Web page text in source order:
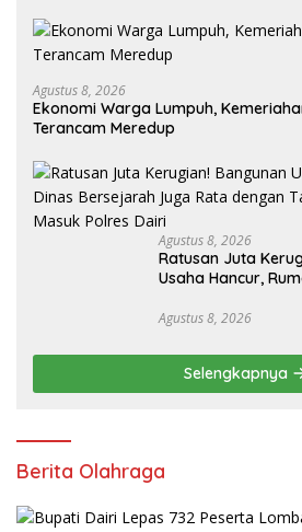
Agustus 8, 2026
Ekonomi Warga Lumpuh,
Terancam Meredup
Agustus 8, 2026
Ratusan Juta
Usaha Hancur,
Resmi Masuk Polres
Agustus 8, 2026
Selengkapnya
Berita Olahraga